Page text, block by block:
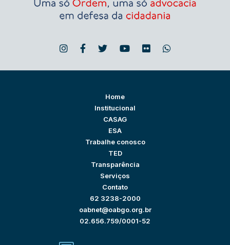
Home
Institucional
CASAG
ESA
Trabalhe conosco
TED
Transparência
Serviços
Contato
62 3238-2000
oabnet@oabgo.org.br
02.656.759/0001-52